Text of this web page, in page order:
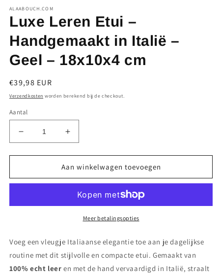
ALAABOUCH.COM
Luxe Leren Etui –
Handgemaakt in Italië –
Geel – 18x10x4 cm
Normale
prijs
€39,98 EUR
Verzendkosten worden berekend bij de checkout.
Aantal
Aantal
verlagen
voor
Leren
Handgemaakt
–
Geel
–
18x10x4
Aantal
verhogen
voor
Luxe
Leren
Handgemaakt
–
–
18x10x4
Aan winkelwagen toevoegen
Meer betalingsopties
Voeg een vleugje Italiaanse elegantie toe aan je dagelijkse
routine met dit stijlvolle en compacte etui. Gemaakt van
100% echt leer en met de hand vervaardigd in Italië, straalt